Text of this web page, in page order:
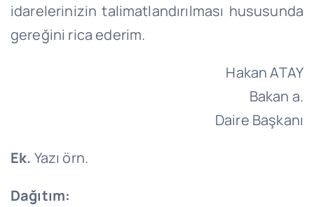
idarelerinizin talimatlandırılması hususunda
gereğini rica ederim.
Hakan ATAY
Bakan a.
Daire Başkanı
Ek. Yazı örn.
Dağıtım: